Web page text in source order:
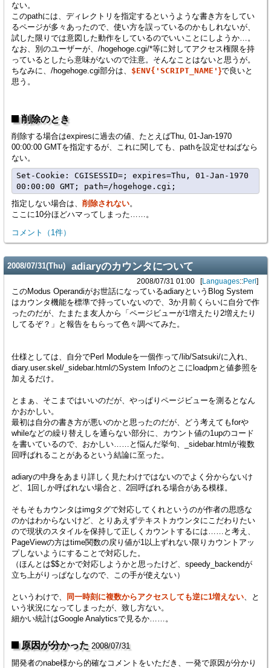
ない。
このpathには、ディレクトリを指定するというような書き方をしてい
るページが多々あったので、使い方を誤っているのかもしれないが、
試した限りでは意図した動作をしているのでいいことにしようか…。
なお、別のユーザーが、/hogehoge.cgi/*等に対してアクセス権限を持
っているとしたら意味がないので注意。そんなことはないと思うが。
ちなみに、/hogehoge.cgi部分は、 $ENV{'SCRIPT_NAME' }で良いと
思う。
削除のとき
削除する場合はexpiresに過去の値、たとえばThu, 01-Jan-1970
00:00:00 GMTを指定するが、これに関しても、pathを設定せねばなら
ない。
Set-Cookie: CGISESSID=; expires=Thu, 01-Jan-1970
指定しない場合は、 削除されない。
ここに10分ほどハマってしまった……。
コメント （ 1件）
2008/07/31(Thu) adiaryのカウンタについて
2008/07/31 01:00 Languages::Perl
このModus Operandiがお世話になっているadiaryというBlog System
はカウンタ機能を標準で持っていないので、3か月前くらいに自分で作
ったのだが、たまたま友人から「ページビューが1増えたり2増えたり
してるぞ？」と報告をもらって色々調べてみた。
仕様としては、自分でPerl Moduleを一個作って/lib/Satsuki/に入れ、
diary.user.skel/_sidebar.htmlのSystem Infoのとこにloadpmと値参照を
加えるだけ。
とまぁ、そこまではいいのだが、やっぱりページビューを測るとなん
かおかしい。
最初は自分の書き方が悪いのかと思ったのだが、どう考えてもforや
whileなどの繰り替えしを通らない部分に、カウント値の1upのコード
を書いているので、おかしい……と悩んだ挙句、_sidebar.htmlが複数
回呼ばれることがあるという結論に至った。
adiaryの中身をあまり詳しく見たわけではないのでよく分からないけ
ど、1回しか呼ばれない場合と、2回呼ばれる場合がある模様。
そもそもカウンタはimgタグで対応してくれというのが作者の思惑な
のかはわからないけど、とりあえずテキストカウンタにこだわりたい
ので現状のスタイルを保持して正しくカウントするには……と考え、
PageViewの方はtime関数の戻り値が1以上ずれない限りカウントアッ
プしないようにすることで対応した。
（ほんとは$$とかで対応しようかと思ったけど、speedy_backendが
立ち上がりっぱなしなので、この手が使えない）
というわけで、 同一時刻に複数からアクセスしても逆に1増えない、と
いう状況になってしまったが、致し方ない。
細かい統計はGoogle Analyticsで見るか……。
原因が分かった 2008/07/31
開発者のnabe様から的確なコメントをいただき、一発で原因が分かり